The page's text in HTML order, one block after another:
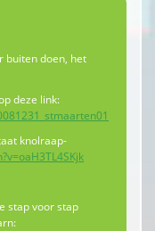
buiten doen, het
deze link:
knolraap-
stap voor stap